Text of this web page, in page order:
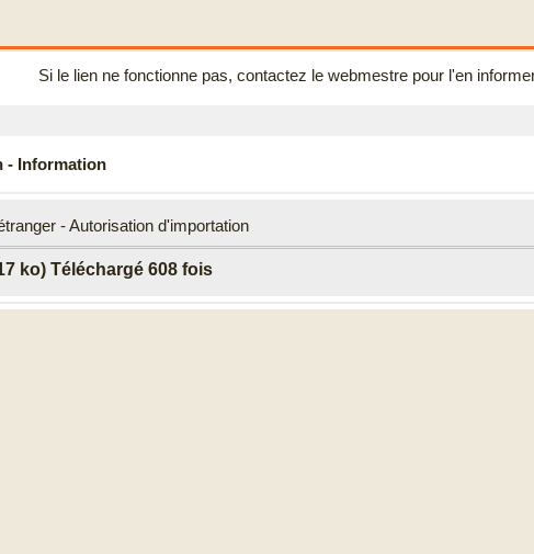
Si le lien ne fonctionne pas, contactez le webmestre pour l'en
- Information
- Autorisation d'importation
ko) Téléchargé 608 fois